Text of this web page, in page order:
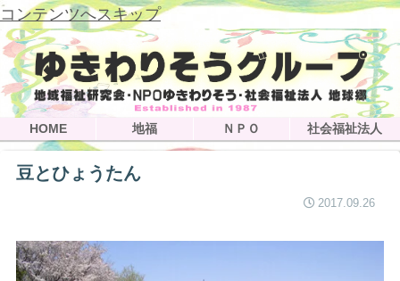
コンテンツへスキップ
HOME 地福 ＮＰＯ 社会福祉法人
豆とひょうたん
2017.09.26